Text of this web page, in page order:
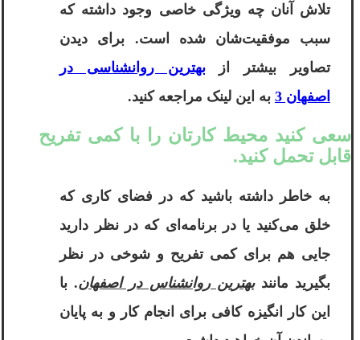
تلاش آنان چه ویژگی خاصی وجود داشته که
سبب موفقیت‌شان شده است. برای دیدن
تصاویر بیشتر ازبهترین روانشناسی در
اصفهان 3
به این لینک مراجعه کنید.
سعی کنید محیط کارتان را با کمی تفریح
قابل تحمل کنید.
به خاطر داشته باشید که در فضای کاری که
خلق می‌کنید یا در برنامه‌ای که در نظر دارید
جایی هم برای کمی تفریح و شوخی در نظر
بگیرید مانندبهترین روانشناس در اصفهان. با
این کار انگیزه کافی برای انجام کار و به پایان